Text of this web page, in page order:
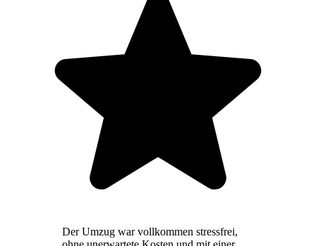
Der Umzug war vollkommen stressfrei,